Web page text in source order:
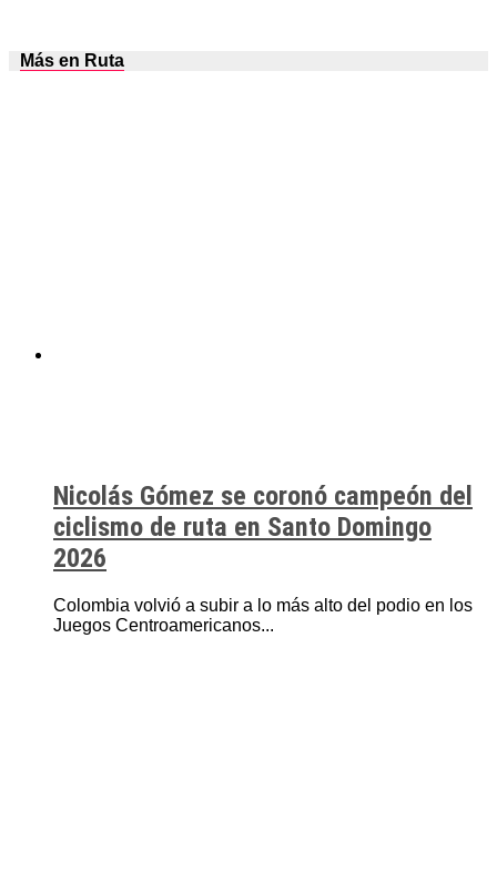
Más en Ruta
Nicolás Gómez se coronó campeón del
ciclismo de ruta en Santo Domingo
2026
Colombia volvió a subir a lo más alto del podio en los
Juegos Centroamericanos...